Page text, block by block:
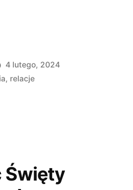
4 lutego, 2024
, relacje
Święty